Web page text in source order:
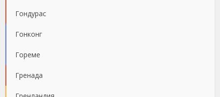
Гондурас
Гонконг
Гореме
Гренада